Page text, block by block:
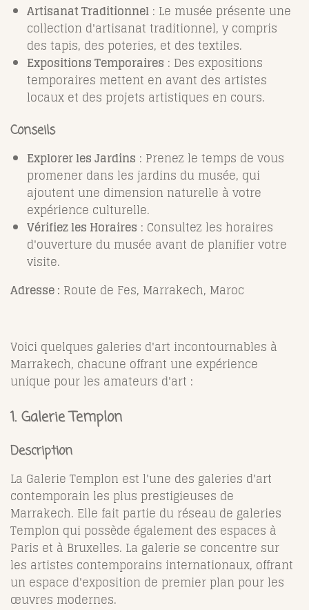
Artisanat Traditionnel : Le musée présente une
collection d'artisanat traditionnel, y compris
des tapis, des poteries, et des textiles.
Expositions Temporaires : Des expositions
temporaires mettent en avant des artistes
locaux et des projets artistiques en cours.
Conseils
Explorer les Jardins : Prenez le temps de vous
promener dans les jardins du musée, qui
ajoutent une dimension naturelle à votre
expérience culturelle.
Vérifiez les Horaires : Consultez les horaires
d'ouverture du musée avant de planifier votre
visite.
Adresse : Route de Fes, Marrakech, Maroc
Voici quelques galeries d'art incontournables à
Marrakech, chacune offrant une expérience
unique pour les amateurs d'art :
1. Galerie Templon
Description
La Galerie Templon est l'une des galeries d'art
contemporain les plus prestigieuses de
Marrakech. Elle fait partie du réseau de galeries
Templon qui possède également des espaces à
Paris et à Bruxelles. La galerie se concentre sur
les artistes contemporains internationaux, offrant
un espace d'exposition de premier plan pour les
œuvres modernes.